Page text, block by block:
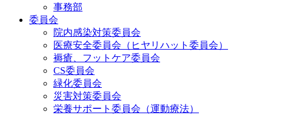
事務部
委員会
院内感染対策委員会
医療安全委員会（ヒヤリハット委員会）
褥瘡、フットケア委員会
CS委員会
緑化委員会
災害対策委員会
栄養サポート委員会（運動療法）